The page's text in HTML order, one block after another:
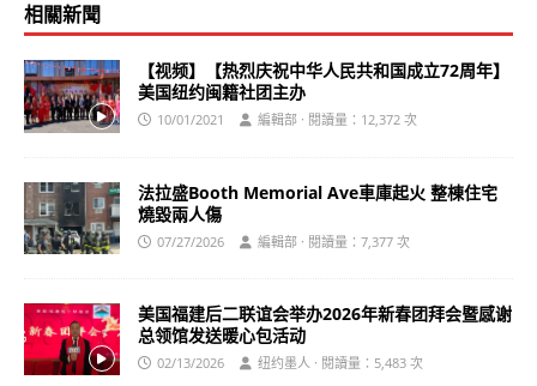
相關新聞
【视频】【热烈庆祝中华人民共和国成立72周年】
美国纽约闽籍社团主办
10/01/2021 編輯部 · 閱讀量：12,372 次
法拉盛Booth Memorial Ave車庫起火 整棟住宅
燒毀兩人傷
07/27/2026 編輯部 · 閱讀量：7,377 次
美国福建后二联谊会举办2026年新春团拜会暨感谢
总领馆发送暖心包活动
02/13/2026 纽约墨人 · 閱讀量：5,483 次